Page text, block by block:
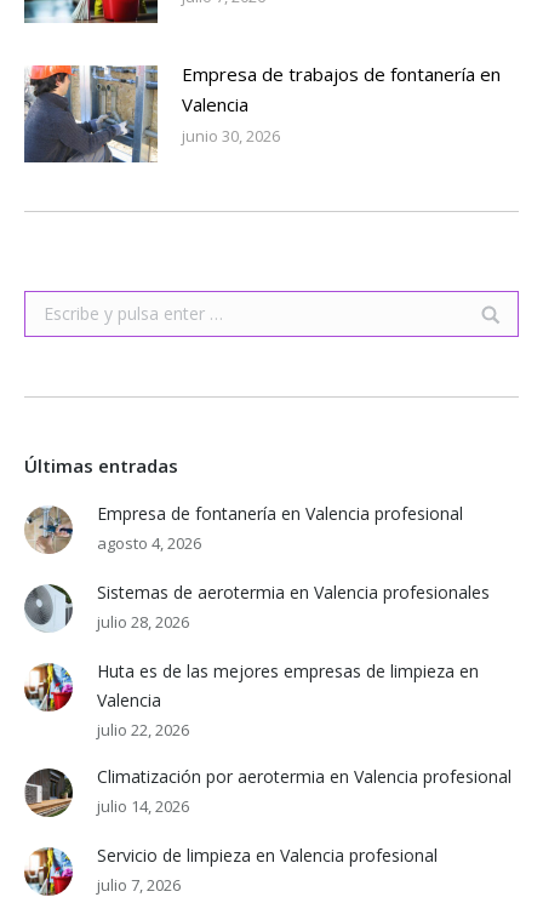
Empresa de trabajos de fontanería en
Valencia
junio 30, 2026
Buscar:
Últimas entradas
Empresa de fontanería en Valencia profesional
agosto 4, 2026
Sistemas de aerotermia en Valencia profesionales
julio 28, 2026
Huta es de las mejores empresas de limpieza en
Valencia
julio 22, 2026
Climatización por aerotermia en Valencia profesional
julio 14, 2026
Servicio de limpieza en Valencia profesional
julio 7, 2026